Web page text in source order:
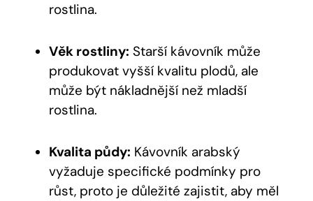
rostlina.
Věk rostliny: Starší kávovník může
produkovat vyšší kvalitu plodů, ale
může být nákladnější než mladší
rostlina.
Kvalita půdy: Kávovník arabský
vyžaduje specifické podmínky pro
růst, proto je důležité zajistit, aby měl